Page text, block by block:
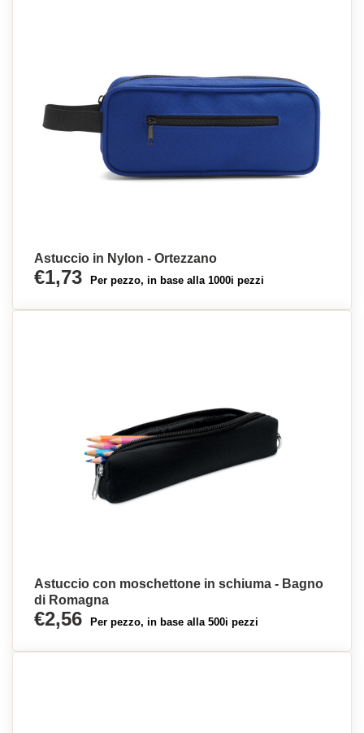
Astuccio in Nylon - Ortezzano
€1,73 Per pezzo, in base alla 1000i pezzi
Astuccio con moschettone in schiuma - Bagno
di Romagna
€2,56 Per pezzo, in base alla 500i pezzi